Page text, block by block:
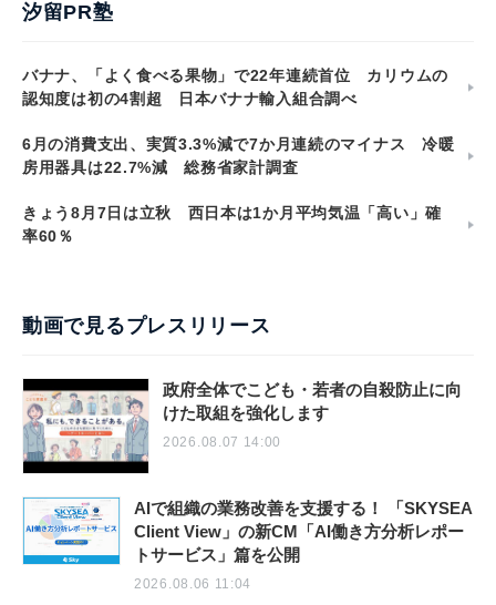
汐留PR塾
バナナ、「よく食べる果物」で22年連続首位 カリウムの
認知度は初の4割超 日本バナナ輸入組合調べ
6月の消費支出、実質3.3%減で7か月連続のマイナス 冷暖
房用器具は22.7%減 総務省家計調査
きょう8月7日は立秋 西日本は1か月平均気温「高い」確
率60％
動画で見るプレスリリース
政府全体でこども・若者の自殺防止に向
けた取組を強化します
2026.08.07 14:00
AIで組織の業務改善を支援する！ 「SKYSEA
Client View」の新CM「AI働き方分析レポー
トサービス」篇を公開
2026.08.06 11:04